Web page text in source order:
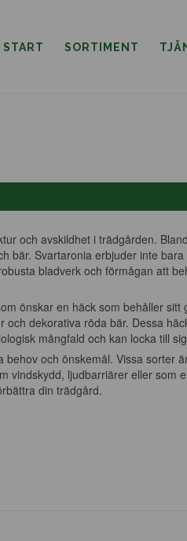
START SORTIMENT
och avskildhet i trädgården.
bär. Svartaronia erbjuder inte
bladverk och förmågan att
önskar en häck som behåller
dekorativa röda bär. Dessa
mångfald och kan locka till
och önskemål. Vissa sorter
vindskydd, ljudbarriärer eller som
din trädgård.